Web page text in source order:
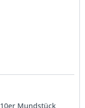
Mundstück